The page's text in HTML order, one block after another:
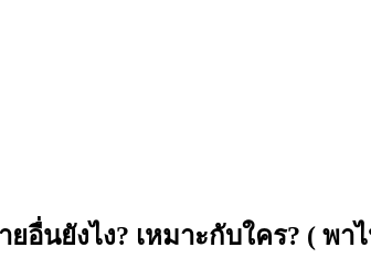
ยอื่นยังไง? เหมาะกับใคร? ( พา